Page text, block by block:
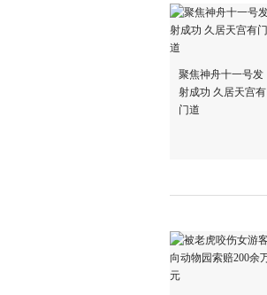
聚焦神舟十一号发
射成功 久居天宫有
门道